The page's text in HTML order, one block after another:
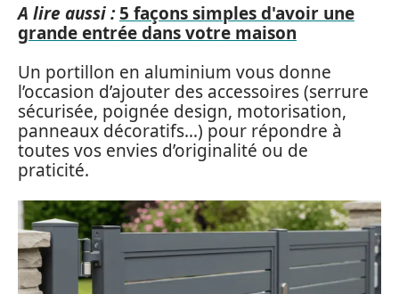
A lire aussi : 5 façons simples d'avoir une
grande entrée dans votre maison
Un portillon en aluminium vous donne
l’occasion d’ajouter des accessoires (serrure
sécurisée, poignée design, motorisation,
panneaux décoratifs…) pour répondre à
toutes vos envies d’originalité ou de
praticité.